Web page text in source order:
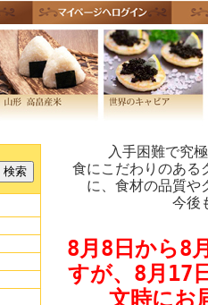
入手困難で究
食にこだわりのある
に、食材の品質や
今後
8月8日から8
すが、8月17
文時にお